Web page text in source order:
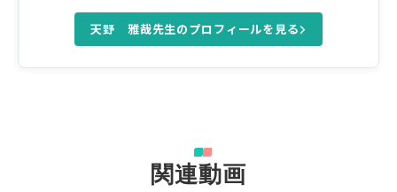
天野 雅哉先生のプロフィールを見る
関連動画